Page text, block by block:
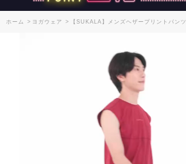
ホーム > ヨガウェア > 【SUKALA】メンズヘザープリントパンツ